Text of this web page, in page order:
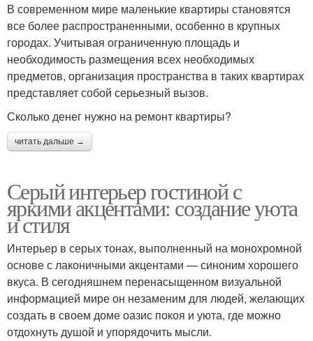
В современном мире маленькие квартиры становятся
все более распространенными, особенно в крупных
городах. Учитывая ограниченную площадь и
необходимость размещения всех необходимых
предметов, организация пространства в таких квартирах
представляет собой серьезный вызов.
Сколько денег нужно на ремонт квартиры?
читать дальше →
Серый интерьер гостиной с
яркими акцентами: создание уюта
и стиля
Интерьер в серых тонах, выполненный на монохромной
основе с лаконичными акцентами — синоним хорошего
вкуса. В сегодняшнем перенасыщенном визуальной
информацией мире он незаменим для людей, желающих
создать в своем доме оазис покоя и уюта, где можно
отдохнуть душой и упорядочить мысли.